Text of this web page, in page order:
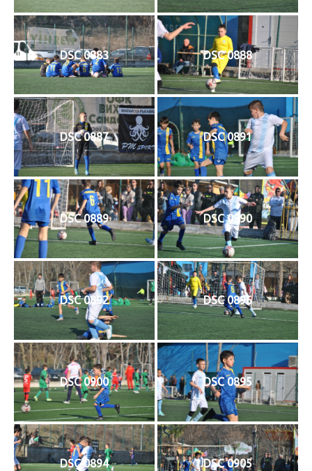
DSC 0883 DSC 0888
DSC 0887 DSC 0891
DSC 0889 DSC 0890
DSC 0892 DSC 0896
DSC 0900 DSC 0895
DSC 0894 DSC 0905